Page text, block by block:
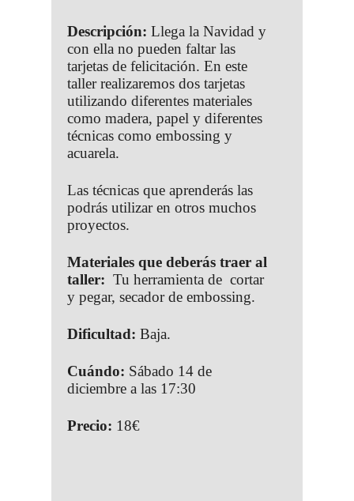
Descripción: Llega la Navidad y
con ella no pueden faltar las
tarjetas de felicitación. En este
taller realizaremos dos tarjetas
utilizando diferentes materiales
como madera, papel y diferentes
técnicas como embossing y
acuarela.
Las técnicas que aprenderás las
podrás utilizar en otros muchos
proyectos.
Materiales que deberás traer al
taller: Tu herramienta de cortar
y pegar, secador de embossing.
Dificultad: Baja.
Cuándo: Sábado 14 de
diciembre a las 17:30
Precio: 18€